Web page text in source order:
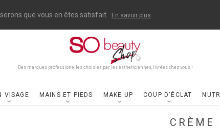
que vous en êtes satisfait. En savoir plus
Des marques professionelles choisies par les estheticiennes, livrées chez vous !
VISAGE MAINS ET PIEDS MAKE UP COUP D'ÉCLAT